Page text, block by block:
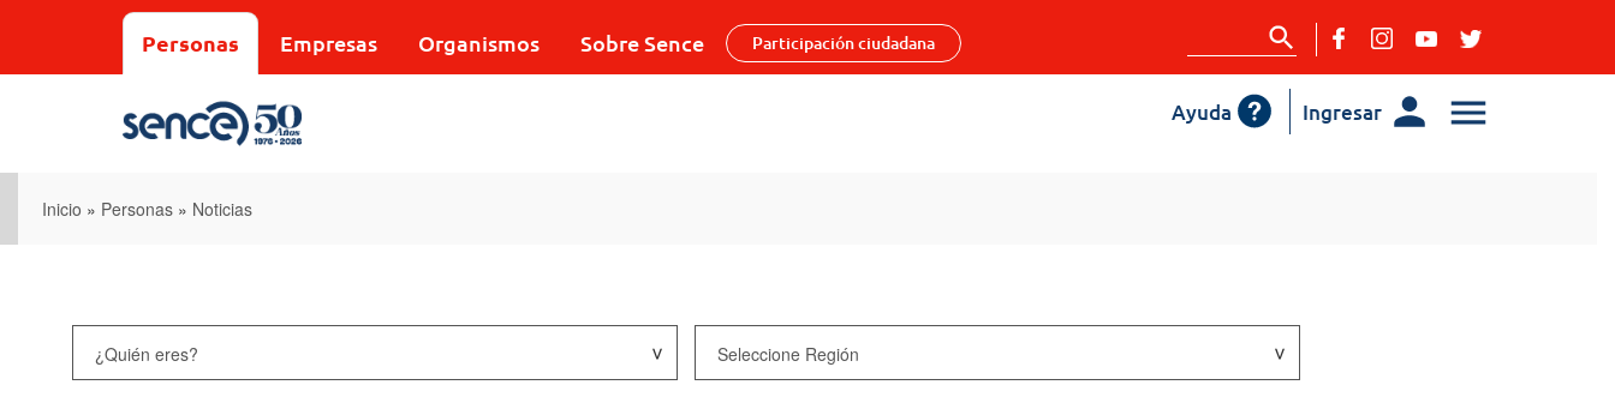
Personas Empresas Organismos Sobre Sence Participación ciudadana
Ingresar
Ayuda
Inicio » Personas » Noticias